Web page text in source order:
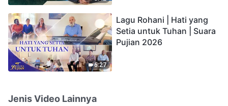
6:27
Lagu Rohani | Hati yang
Setia untuk Tuhan | Suara
Pujian 2026
Jenis Video Lainnya